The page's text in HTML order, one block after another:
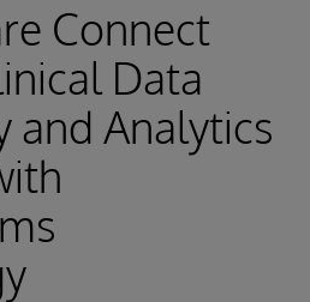
Connect
Data
and Analytics